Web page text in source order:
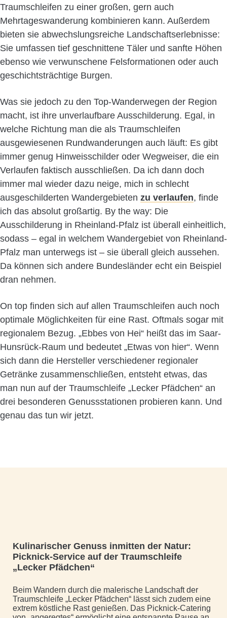
Traumschleifen zu einer großen, gern auch
Mehrtageswanderung kombinieren kann. Außerdem
bieten sie abwechslungsreiche Landschaftserlebnisse:
Sie umfassen tief geschnittene Täler und sanfte Höhen
ebenso wie verwunschene Felsformationen oder auch
geschichtsträchtige Burgen.
Was sie jedoch zu den Top-Wanderwegen der Region
macht, ist ihre unverlaufbare Ausschilderung. Egal, in
welche Richtung man die als Traumschleifen
ausgewiesenen Rundwanderungen auch läuft: Es gibt
immer genug Hinweisschilder oder Wegweiser, die ein
Verlaufen faktisch ausschließen. Da ich dann doch
immer mal wieder dazu neige, mich in schlecht
ausgeschilderten Wandergebieten zu verlaufen, finde
ich das absolut großartig. By the way: Die
Ausschilderung in Rheinland-Pfalz ist überall einheitlich,
sodass – egal in welchem Wandergebiet von Rheinland-
Pfalz man unterwegs ist – sie überall gleich aussehen.
Da können sich andere Bundesländer echt ein Beispiel
dran nehmen.
On top finden sich auf allen Traumschleifen auch noch
optimale Möglichkeiten für eine Rast. Oftmals sogar mit
regionalem Bezug. „Ebbes von Hei“ heißt das im Saar-
Hunsrück-Raum und bedeutet „Etwas von hier“. Wenn
sich dann die Hersteller verschiedener regionaler
Getränke zusammenschließen, entsteht etwas, das
man nun auf der Traumschleife „Lecker Pfädchen“ an
drei besonderen Genussstationen probieren kann. Und
genau das tun wir jetzt.
Kulinarischer Genuss inmitten der Natur:
Picknick-Service auf der Traumschleife
„Lecker Pfädchen“
Beim Wandern durch die malerische Landschaft der
Traumschleife „Lecker Pfädchen“ lässt sich zudem eine
extrem köstliche Rast genießen. Das Picknick-Catering